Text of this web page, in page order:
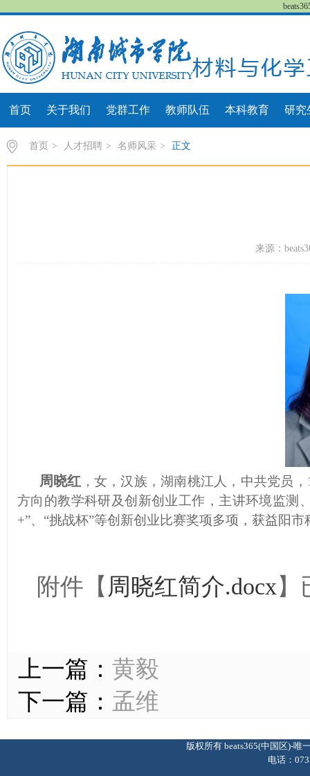
首页 关于我们 党群工作 教师队伍 本科教育 研究
首页 > 人才招聘 > 名师风采 > 正文
来源：
周晓红 ， 女，汉族，湖南桃江人，中共党员，
方向的教学科研及创新创业工作，主讲环境监测
+”、“挑战杯”等创新创业比赛奖项多项，获益阳
附件【 周晓红简介.docx】
上一篇： 黄毅
下一篇： 孟维
版权所有 beats365(中国区)-
电话：